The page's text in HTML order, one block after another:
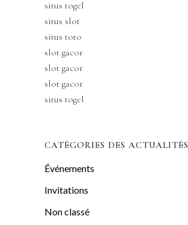
situs togel
situs slot
situs toto
slot gacor
slot gacor
slot gacor
situs togel
CATÉGORIES DES ACTUALITÉS
Événements
Invitations
Non classé